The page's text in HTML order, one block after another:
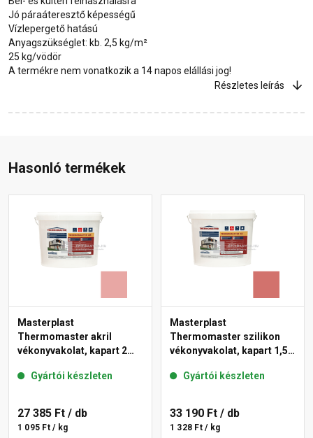
Jó páraáteresztő képességű
Vízlepergető hatású
Anyagszükséglet: kb. 2,5 kg/m²
25 kg/vödör
A termékre nem vonatkozik a 14 napos elállási jog!
Részletes leírás
Hasonló termékek
Masterplast
Thermomaster akril
vékonyvakolat, kapart 2
Gyártói készleten
27 385 Ft / db
1 095 Ft / kg
Masterplast
Thermomaster szilikon
vékonyvakolat, kapart 1,5
Gyártói készleten
33 190 Ft / db
1 328 Ft / kg